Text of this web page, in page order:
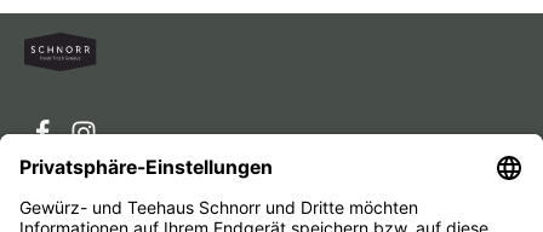
Service-Hotline